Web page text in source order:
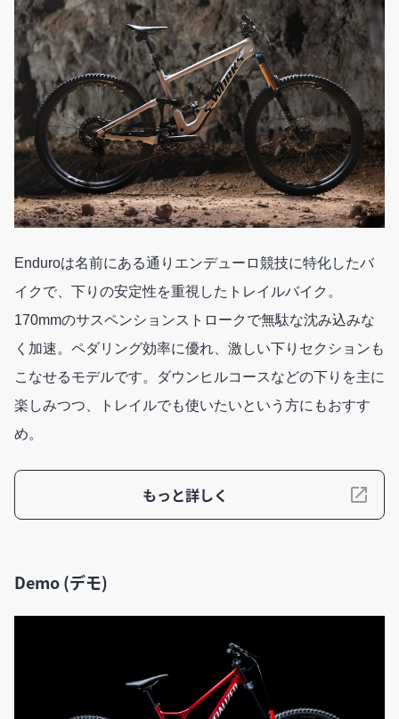
Enduroは名前にある通りエンデューロ競技に特化したバ
イクで、下りの安定性を重視したトレイルバイク。
170mmのサスペンションストロークで無駄な沈み込みな
く加速。ペダリング効率に優れ、激しい下りセクションも
こなせるモデルです。ダウンヒルコースなどの下りを主に
楽しみつつ、トレイルでも使いたいという方にもおすす
め。
もっと詳しく
Demo (デモ)